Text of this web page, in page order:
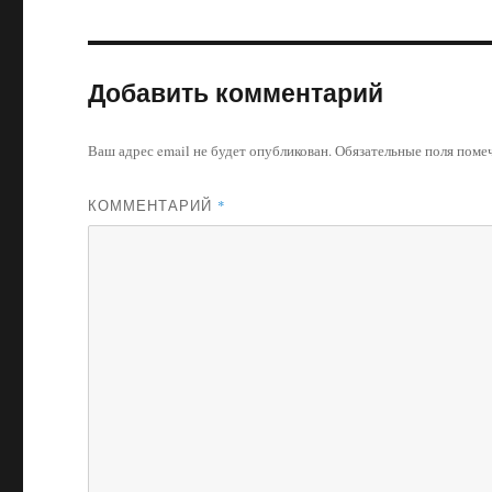
Добавить комментарий
Ваш адрес email не будет опубликован.Обязательные поля
КОММЕНТАРИЙ *